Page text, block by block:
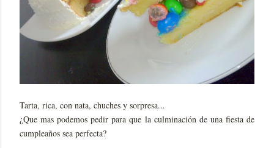
Tarta, rica, con nata, chuches y sorpresa...
¿Que mas podemos pedir para que la culminación de una fiesta de
cumpleaños sea perfecta?